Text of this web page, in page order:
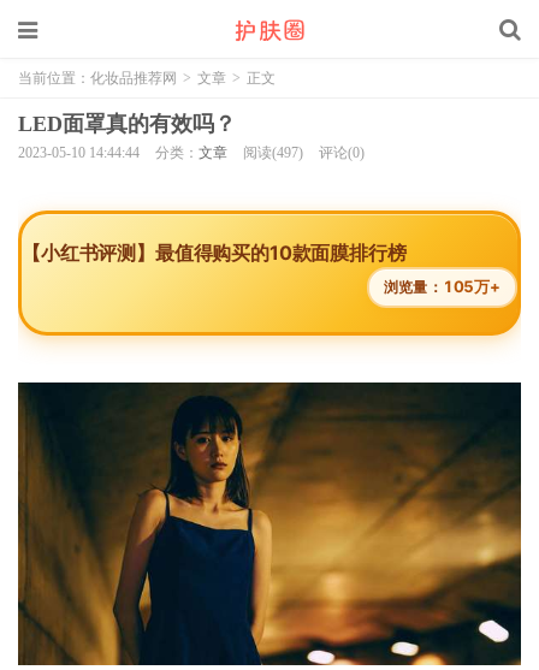
当前位置： 化妆品推荐网 > 文章 > 正文
LED面罩真的有效吗？
2023-05-10 14:44:44 分类： 文章 阅读(497) 评论(0)
【小红书评测】最值得购买的10款面膜排行榜
浏览量： 105万+